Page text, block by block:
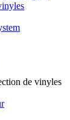
de vinyles